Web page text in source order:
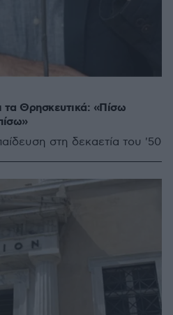
τα Θρησκευτικά: «Πίσω
στη δεκαετία του '50